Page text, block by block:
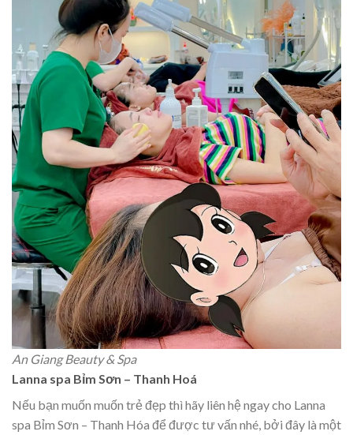
An Giang Beauty & Spa
Lanna spa Bỉm Sơn – Thanh Hoá
Nếu bạn muốn muốn trẻ đẹp thì hãy liên hệ ngay cho Lanna
spa Bỉm Sơn – Thanh Hóa để được tư vấn nhé, bởi đây là một